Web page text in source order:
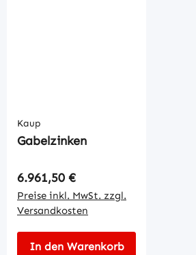
Kaup
Gabelzinken
Regulärer Preis:
6.961,50 €
Preise inkl. MwSt. zzgl.
Versandkosten
In den Warenkorb